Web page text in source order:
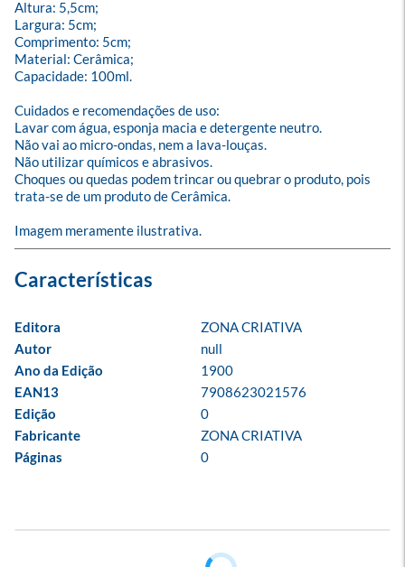
Altura: 5,5cm;
Largura: 5cm;
Comprimento: 5cm;
Material: Cerâmica;
Capacidade: 100ml.
Cuidados e recomendações de uso:
Lavar com água, esponja macia e detergente neutro.
Não vai ao micro-ondas, nem a lava-louças.
Não utilizar químicos e abrasivos.
Choques ou quedas podem trincar ou quebrar o produto, pois
trata-se de um produto de Cerâmica.
Imagem meramente ilustrativa.
Editora
ZONA CRIATIVA
Autor
null
Ano da Edição
1900
EAN13
7908623021576
Edição
0
Fabricante
ZONA CRIATIVA
Páginas
0